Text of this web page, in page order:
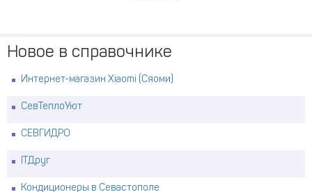
Новое в справочнике
Интернет-магазин Xiaomi (Сяоми)
СевТеплоУют
СЕВГИДРО
ITДруг
Кондиционеры в Севастополе